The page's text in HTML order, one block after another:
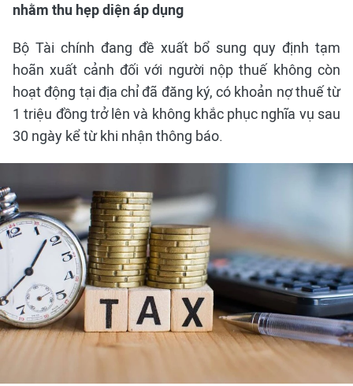
nhằm thu hẹp diện áp dụng
Bộ Tài chính đang đề xuất bổ sung quy định tạm
hoãn xuất cảnh đối với người nộp thuế không còn
hoạt động tại địa chỉ đã đăng ký, có khoản nợ thuế từ
1 triệu đồng trở lên và không khắc phục nghĩa vụ sau
30 ngày kể từ khi nhận thông báo.